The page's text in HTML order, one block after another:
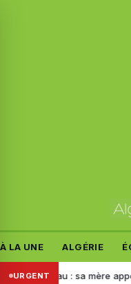
À LA UNE ALGÉRIE
URGENT: sa mère appelle